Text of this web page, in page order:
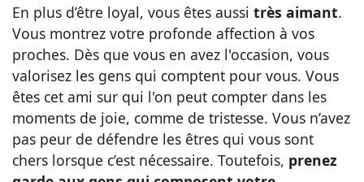
En plus d’être loyal, vous êtes aussi très aimant.
Vous montrez votre profonde affection à vos
proches. Dès que vous en avez l'occasion, vous
valorisez les gens qui comptent pour vous. Vous
êtes cet ami sur qui l'on peut compter dans les
moments de joie, comme de tristesse. Vous n’avez
pas peur de défendre les êtres qui vous sont
chers lorsque c’est nécessaire. Toutefois, prenez